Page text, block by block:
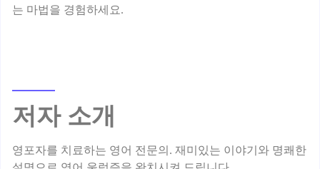
저자 소개
영포자를 치료하는 영어 전문의. 재미있는 이야기와 명쾌한